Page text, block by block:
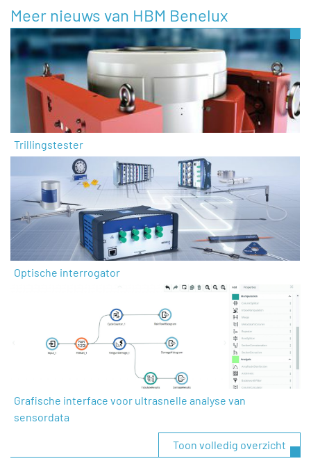
Meer nieuws van HBM Benelux
Trillingstester
Optische interrogator
Grafische interface voor ultrasnelle analyse van
sensordata
Toon volledig overzicht